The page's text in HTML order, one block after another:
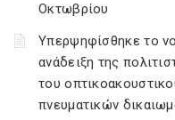
Οκτωβρίου
Υπερψηφίσθηκε το
ανάδειξη της
του
πνευματικών